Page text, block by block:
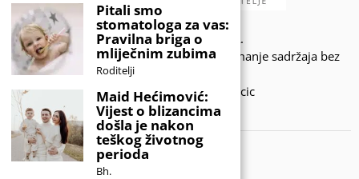
© 2020 - KIDSINFO.BA.
Sva prava zadržana. Zabranjeno preuzimanje sadržaja bez
dozvole izdavača.
Developed by Amar SIjercic
IZAŠAO JE NOVI MAGAZIN!
Pitali smo
stomatologa za vas:
Pravilna briga o
mliječnim zubima
Roditelji
Maid Hećimović:
Vijest o blizancima
došla je nakon
teškog životnog
perioda
Bh.